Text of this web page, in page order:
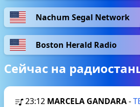
Nachum Segal Network
Boston Herald Radio
Сейчас на
23:12 MARCELA GANDARA-